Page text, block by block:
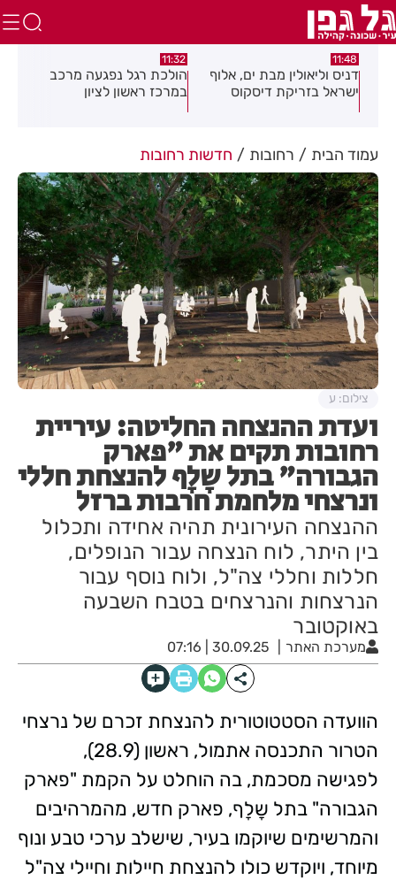
11:32
הולכת רגל נפגעה מרכב
במרכז ראשון לציון
10:46
עמותת שניר חילקה ילקוטים
לילדים בחולון ובת ים
עמוד הבית רחובות חדשות רחובות
ועדת ההנצחה החליטה: עיריית
רחובות תקים את "פארק
הגבורה" בתל שָלָף להנצחת חללי
ונרצחי מלחמת חרבות ברזל
ההנצחה העירונית תהיה אחידה ותכלול
בין היתר, לוח הנצחה עבור הנופלים,
חללות וחללי צה"ל, ולוח נוסף עבור
הנרצחות והנרצחים בטבח השבעה
באוקטובר
מערכת האתר 30.09.25 | 07:16
צילום: ע
הוועדה הסטטוטורית להנצחת זכרם של נרצחי
הטרור התכנסה אתמול, ראשון (28.9),
לפגישה מסכמת, בה הוחלט על הקמת "פארק
הגבורה" בתל שָלָף, פארק חדש, מהמרהיבים
והמרשימים שיוקמו בעיר, שישלב ערכי טבע ונוף
מיוחד, ויוקדש כולו להנצחת חיילות וחיילי צה"ל